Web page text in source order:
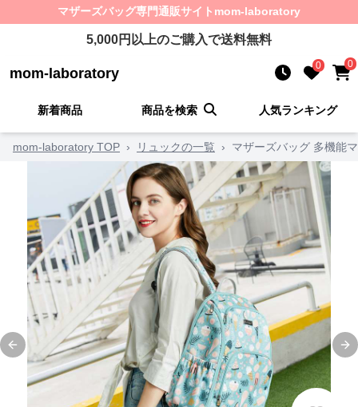
マザーズバッグ専門通販サイト mom-laboratory
5,000円以上のご購入で送料無料
mom-laboratory 0 0
新着商品 商品を検索 人気ランキング
mom-laboratory TOP › リュックの一覧 › マザーズバッグ 多機能
Previous slide